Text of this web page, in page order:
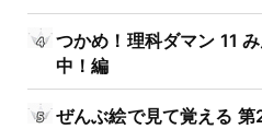
つかめ！理科ダマン 11
中！編
ぜんぶ絵で見て覚える